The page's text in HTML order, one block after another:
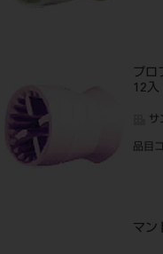
プ
12入
サ
品目
マ